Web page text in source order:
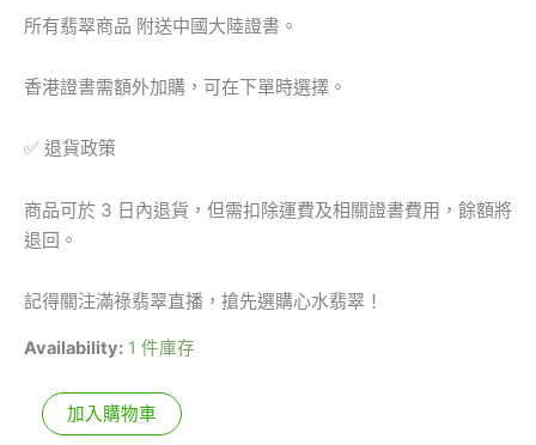
所有翡翠商品 附送中國大陸證書。
香港證書需額外加購，可在下單時選擇。
✅ 退貨政策
商品可於 3 日內退貨，但需扣除運費及相關證書費用，餘額將
退回。
記得關注滿祿翡翠直播，搶先選購心水翡翠！
Availability: 1 件庫存
加入購物車